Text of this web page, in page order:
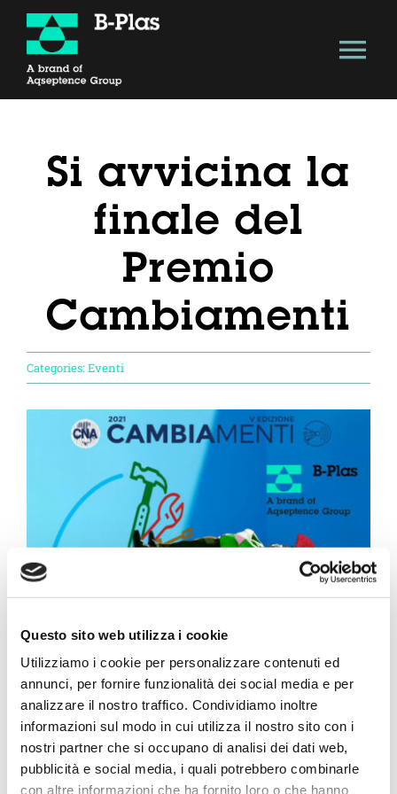
Questo sito web utilizza i cookie
Utilizziamo i cookie per personalizzare contenuti ed
annunci, per fornire funzionalità dei social media e per
analizzare il nostro traffico. Condividiamo inoltre
informazioni sul modo in cui utilizza il nostro sito con i
nostri partner che si occupano di analisi dei dati web,
pubblicità e social media, i quali potrebbero combinarle
con altre informazioni che ha fornito loro o che hanno
Salta
contenuto
Soluzione Tecnologica
Vantaggi
Modello B-Plas
Economia circolare
Progetto Cross Life
Download
Contatti
Vai a Diemme Filtration
Si avvicina la
finale del
Premio
Cambiamenti
Categories:Eventi
E’ in programma a Roma, 18-19 novembre, la fase
finale del Premio Cambiamenti, nella quale B-
Plas interverrà, sfidando altre 19 realtà
innovative di tutta Italia, per aggiudicarsi il primo
premio di 20.000 € per sostenere il proprio
progetto. Venerdì 19, nel contesto del Nazionale